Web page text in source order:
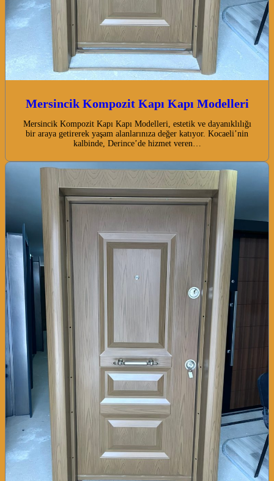
Mersincik Kompozit Kapı Kapı Modelleri
Mersincik Kompozit Kapı Kapı Modelleri, estetik ve dayanıklılığı
bir araya getirerek yaşam alanlarınıza değer katıyor. Kocaeli’nin
kalbinde, Derince’de hizmet veren…